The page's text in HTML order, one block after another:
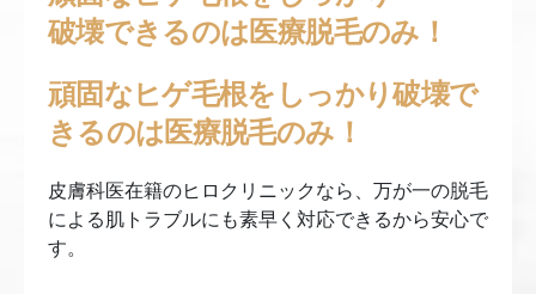
破壊できるのは医療脱毛のみ！
頑固なヒゲ毛根をしっかり破壊で
きるのは医療脱毛のみ！
皮膚科医在籍のヒロクリニックなら、万が一の脱毛
による肌トラブルにも素早く対応できるから安心で
す。